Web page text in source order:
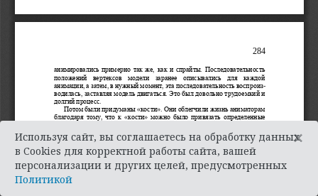
Используя сайт, вы соглашаетесь на обработку данных
в Cookies для корректной работы сайта, вашей
персонализации и других целей, предусмотренных
Политикой
×